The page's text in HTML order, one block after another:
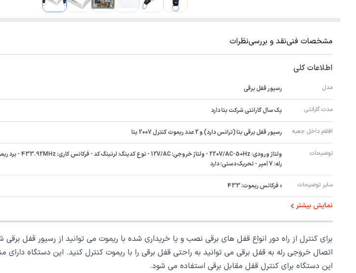
مشخصات فنینقد و بررسینظرات
اطلاعات کلی
مدل رسیور قفل برقی
مدت گارانتی یک سال گارانتی شرکت بتا دارد
اقلام داخل جعبه رسیور قفل برقی بتا (ترانس دارد) و 2 عدد ریموت کنترل 2007 بتا
توضیحات
رله: 7 آمپر - تحریک دستی: دارد
سایر توضیحات » فرکانس ریموت: 433
نمایش بیشتر
اتصال خروجی رله به قفل برقی می توانید به راحتی قفل برقی را با ریموت کنترل کنید. این دستگاه
این دستگاه برای کنترل قفل مقابل برقی استفاده می شود.